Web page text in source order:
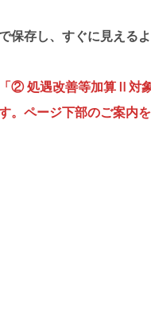
保存し、すぐに見える
② 処遇改善等加算Ⅱ対
。ページ下部のご案内